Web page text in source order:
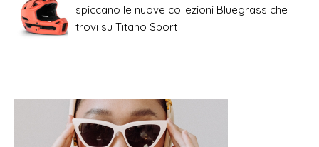
spiccano le nuove collezioni Bluegrass che
trovi su Titano Sport